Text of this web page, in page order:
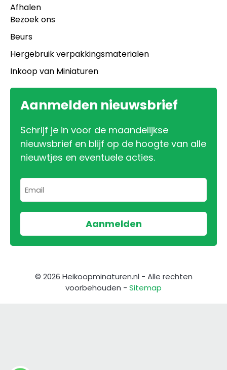
Afhalen
Bezoek ons
Beurs
Hergebruik verpakkingsmaterialen
Inkoop van Miniaturen
Aanmelden nieuwsbrief
Schrijf je in voor de maandelijkse
nieuwsbrief en blijf op de hoogte van alle
nieuwtjes en eventuele acties.
© 2026 Heikoopminaturen.nl - Alle rechten
voorbehouden - Sitemap